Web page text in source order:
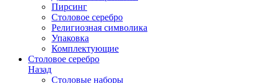
Пирсинг
Столовое серебро
Религиозная символика
Упаковка
Комплектующие
Столовое серебро
Назад
Столовые наборы